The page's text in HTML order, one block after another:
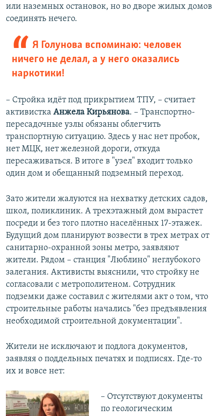
или наземных остановок, но во дворе жилых домов
соединять нечего.
Я Голунова вспоминаю: человек
ничего не делал, а у него оказались
наркотики!
– Стройка идёт под прикрытием ТПУ, – считает
активистка Анжела Кирьянова. – Транспортно-
пересадочные узлы обязаны облегчить
транспортную ситуацию. Здесь у нас нет пробок,
нет МЦК, нет железной дороги, откуда
пересаживаться. В итоге в "узел" входит только
один дом и обещанный подземный переход.
Зато жители жалуются на нехватку детских садов,
школ, поликлиник. А трехэтажный дом вырастет
посреди и без того плотно населённых 17-этажек.
Будущий дом планируют возвести в трех метрах от
санитарно-охранной зоны метро, заявляют
жители. Рядом – станция "Люблино" неглубокого
залегания. Активисты выяснили, что стройку не
согласовали с метрополитеном. Сотрудник
подземки даже составил с жителями акт о том, что
строительные работы начались "без предъявления
необходимой строительной документации".
Жители не исключают и подлога документов,
заявляя о поддельных печатях и подписях. Где-то
их и вовсе нет:
– Отсутствуют документы
по геологическим